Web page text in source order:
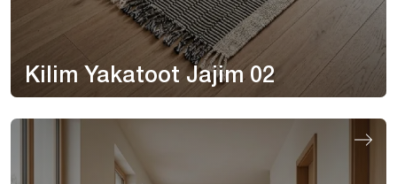
Kilim Yakatoot Jajim 02